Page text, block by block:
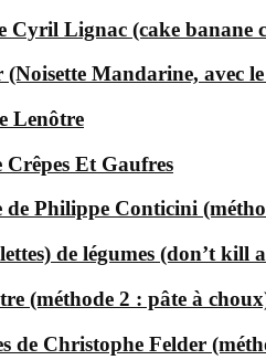
Cyril Lignac (cake banane
(Noisette Mandarine, avec
Lenôtre
Crêpes Et Gaufres
de Philippe Conticini
de légumes (don’t kill
(méthode 2 : pâte à
de Christophe Felder